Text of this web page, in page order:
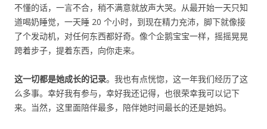
不懂的话，一言不合，稍不满意就放声大哭。从最开始一天只知
道喝奶睡觉，一天睡 20 个小时，到现在精力充沛，脚下就像接
了个发动机，对任何东西都好奇。像个企鹅宝宝一样，摇摇晃晃
跨着步子，提着东西，向你走来。
这一切都是她成长的记录。我也有点恍惚，这一年我们经历了这
么多事。幸好我有参与，幸好我还记得，也很荣幸我可以记下
来。当然，这里面陪伴最多，陪伴她时间最长的还是她妈。